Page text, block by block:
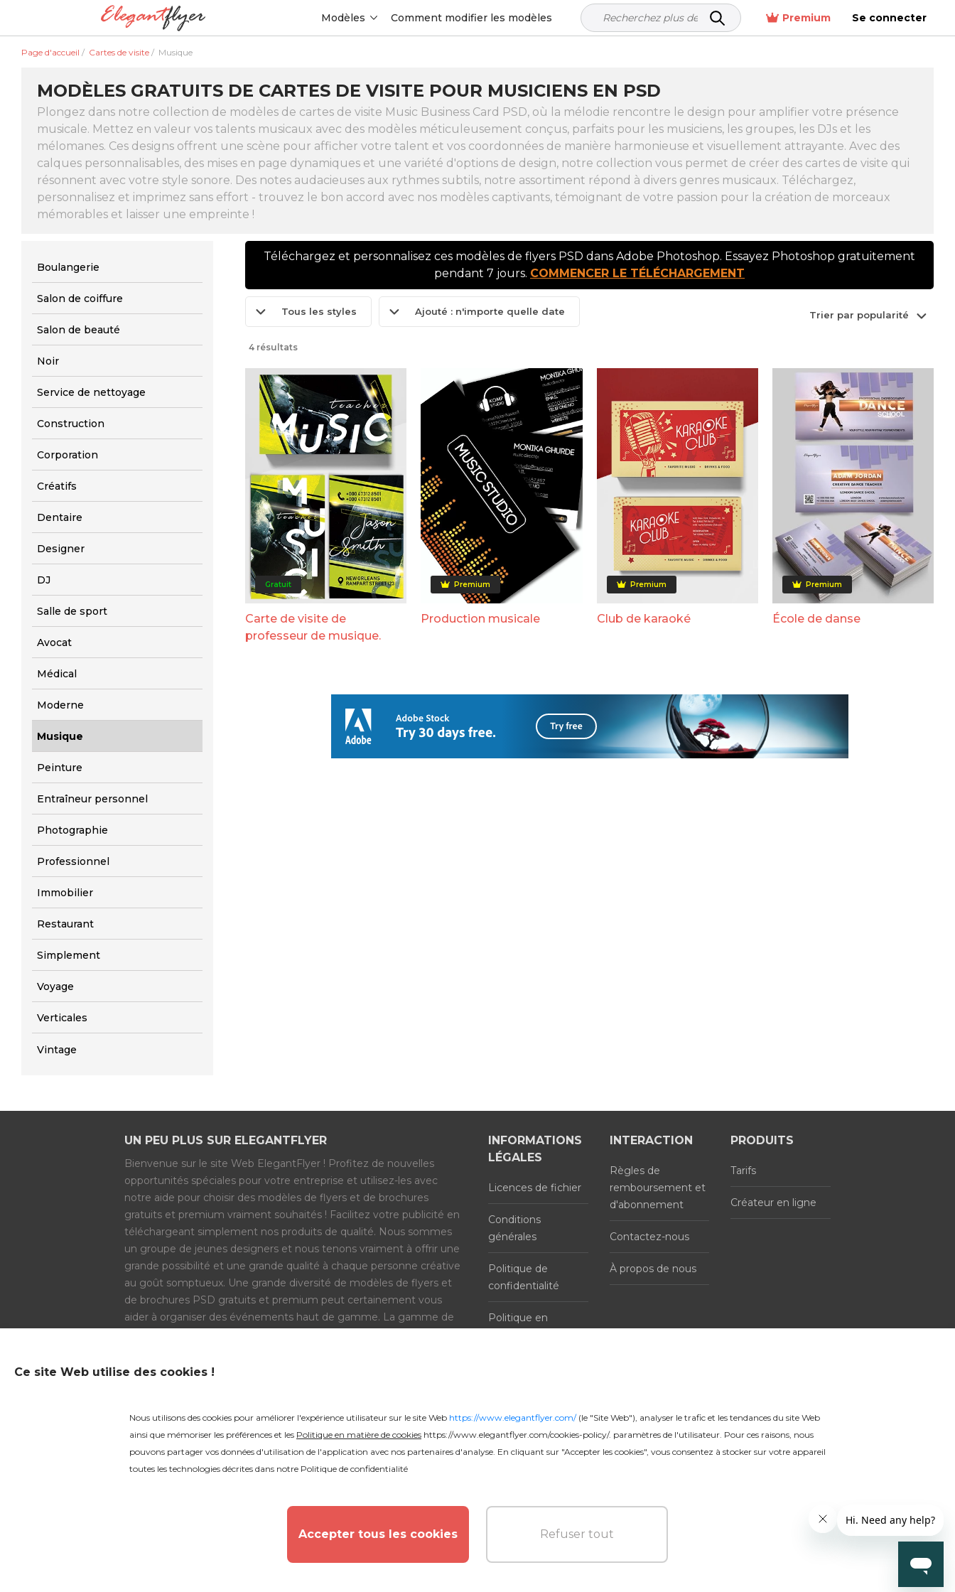
Modèles Comment modifier les modèles Premium Se connecter
Page d'accueil / Cartes de visite / Musique
MODÈLES GRATUITS DE CARTES DE VISITE POUR MUSICIENS EN PSD
Plongez dans notre collection de modèles de cartes de visite Music Business Card PSD, où la mélodie rencontre le design pour amplifier votre présence
musicale. Mettez en valeur vos talents musicaux avec des modèles méticuleusement conçus, parfaits pour les musiciens, les groupes, les DJs et les
mélomanes. Ces designs offrent une scène pour afficher votre talent et vos coordonnées de manière harmonieuse et visuellement attrayante. Avec des
calques personnalisables, des mises en page dynamiques et une variété d'options de design, notre collection vous permet de créer des cartes de visite qui
résonnent avec votre style sonore. Des notes audacieuses aux rythmes subtils, notre assortiment répond à divers genres musicaux. Téléchargez,
personnalisez et imprimez sans effort - trouvez le bon accord avec nos modèles captivants, témoignant de votre passion pour la création de morceaux
mémorables et laisser une empreinte !
Boulangerie
Salon de coiffure
Salon de beauté
Noir
Service de nettoyage
Construction
Corporation
Créatifs
Dentaire
Designer
DJ
Salle de sport
Avocat
Médical
Moderne
Musique
Peinture
Entraîneur personnel
Photographie
Professionnel
Immobilier
Restaurant
Simplement
Voyage
Verticales
Vintage
Téléchargez et personnalisez ces modèles de flyers PSD dans Adobe Photoshop. Essayez Photoshop gratuitement
pendant 7 jours. COMMENCER LE TÉLÉCHARGEMENT
Tous les styles Ajouté : n'importe quelle date Trier par popularité
4 résultats
Gratuit
Carte de visite de
professeur de musique.
Premium
Production musicale
Premium
Club de karaoké
Premium
École de danse
UN PEU PLUS SUR ELEGANTFLYER
Bienvenue sur le site Web ElegantFlyer ! Profitez de nouvelles
opportunités spéciales pour votre entreprise et utilisez-les avec
notre aide pour choisir des modèles de flyers et de brochures
gratuits et premium vraiment souhaités ! Facilitez votre publicité en
téléchargeant simplement nos produits de qualité. Nous sommes
un groupe de jeunes designers et nous tenons vraiment à offrir une
grande possibilité et une grande qualité à chaque personne créative
au goût somptueux. Une grande diversité de modèles de flyers et
de brochures PSD gratuits et premium peut certainement vous
aider à organiser des événements haut de gamme. La gamme de
INFORMATIONS
LÉGALES
Licences de fichier
Conditions
générales
Politique de
confidentialité
Politique en
INTERACTION
Règles de
remboursement et
d'abonnement
Contactez-nous
À propos de nous
PRODUITS
Tarifs
Créateur en ligne
2026. Tous droits réservés.
PageId: 4d1d67402c06cbd639cf9478127937083bd4c8f5
Ce site Web utilise des cookies !
Nous utilisons des cookies pour améliorer l'expérience utilisateur sur le site Web https://www.elegantflyer.com/(le "Site Web"), analyser le trafic et les tendances du site Web
ainsi que mémoriser les préférences et les Politique en matière de cookies https://www.elegantflyer.com/cookies-policy/. paramètres de l'utilisateur. Pour ces raisons, nous
pouvons partager vos données d'utilisation de l'application avec nos partenaires d'analyse. En cliquant sur "Accepter les cookies", vous consentez à stocker sur votre appareil
toutes les technologies décrites dans notre Politique de confidentialité
Accepter tous les cookies Refuser tout